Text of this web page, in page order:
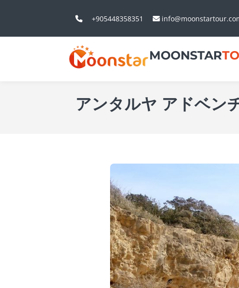
+905448358351
MOONSTAR
アンタルヤ アドベン